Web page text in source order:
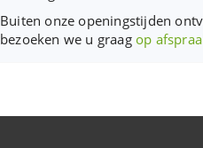
Buiten onze openingstijden
bezoeken we u graag op